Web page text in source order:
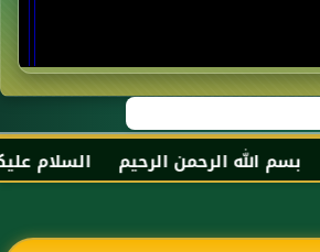
بسم الله الرحمن الرحيم السلام